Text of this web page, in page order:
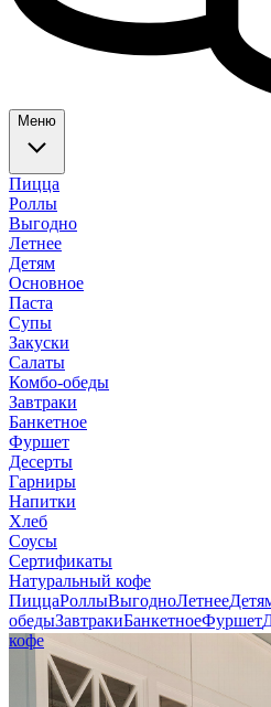
Меню
Пицца
Роллы
Выгодно
Летнее
Детям
Основное
Паста
Супы
Закуски
Салаты
Комбо-обеды
Завтраки
Банкетное
Фуршет
Десерты
Гарниры
Напитки
Хлеб
Соусы
Сертификаты
Натуральный кофе
ПиццаРоллыВыгодноЛетнее
обедыЗавтракиБанкетноеФуршет
кофе